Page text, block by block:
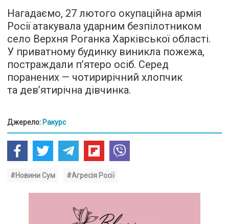
Нагадаємо, 27 лютого окупаційна армія
Росії атакувала ударним безпілотником
село Верхня Роганка Харківської області.
У приватному будинку виникла пожежа,
постраждали п’ятеро осіб. Серед
поранених — чотирирічний хлопчик
та дев’ятирічна дівчинка.
Джерело: Ракурс
#Новини Сум #Агресія Росії